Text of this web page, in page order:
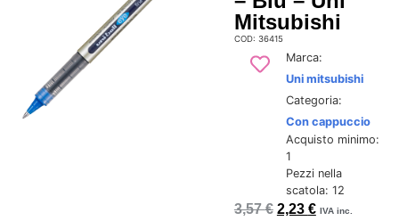
Mitsubishi
COD: 36415
Marca:
Uni mitsubishi
Categoria:
Con cappuccio
Acquisto minimo:
1
Pezzi nella
scatola: 12
3,57€ 2,23 € IVA inc.